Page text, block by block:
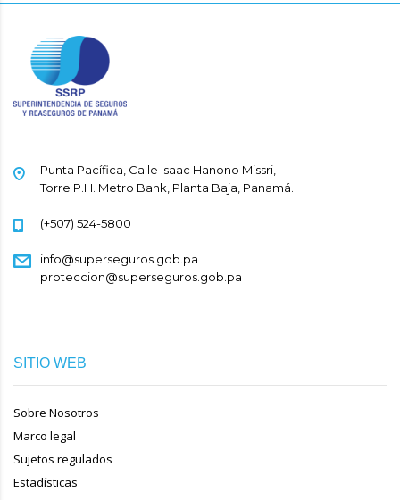
Punta Pacífica, Calle Isaac Hanono Missri,
Torre P.H. Metro Bank, Planta Baja, Panamá.
(+507) 524-5800
info@superseguros.gob.pa
proteccion@superseguros.gob.pa
SITIO WEB
Sobre Nosotros
Marco legal
Sujetos regulados
Estadísticas